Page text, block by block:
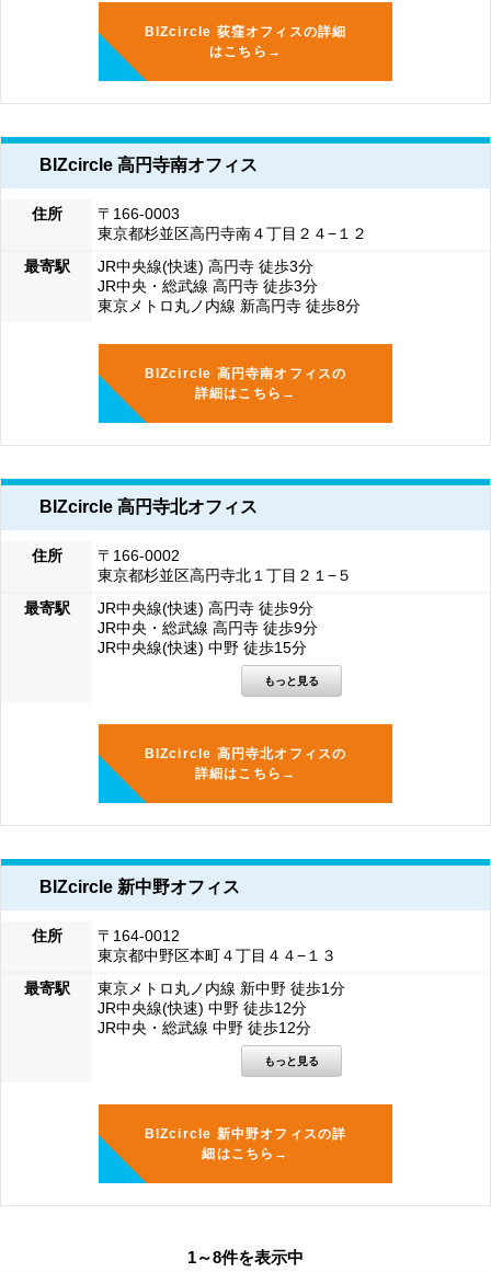
BIZcircle 荻窪オフィスの詳細
はこちら→
BIZcircle 高円寺南オフィス
住所
〒166-0003
東京都杉並区高円寺南４丁目２４−１２
最寄駅
JR中央線(快速) 高円寺 徒歩3分
JR中央・総武線 高円寺 徒歩3分
東京メトロ丸ノ内線 新高円寺 徒歩8分
BIZcircle 高円寺南オフィスの
詳細はこちら→
BIZcircle 高円寺北オフィス
住所
〒166-0002
東京都杉並区高円寺北１丁目２１−５
最寄駅
JR中央線(快速) 高円寺 徒歩9分
JR中央・総武線 高円寺 徒歩9分
JR中央線(快速) 中野 徒歩15分
BIZcircle 高円寺北オフィスの
詳細はこちら→
BIZcircle 新中野オフィス
住所
〒164-0012
東京都中野区本町４丁目４４−１３
最寄駅
東京メトロ丸ノ内線 新中野 徒歩1分
JR中央線(快速) 中野 徒歩12分
JR中央・総武線 中野 徒歩12分
BIZcircle 新中野オフィスの詳
細はこちら→
1～8件を表示中